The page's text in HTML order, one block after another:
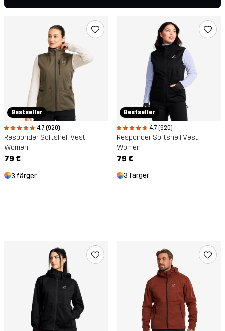
Bestseller
4.7 (920)
Responder Softshell Vest
Women
79 €
3 färger
Bestseller
4.7 (920)
Responder Softshell Vest
Women
79 €
3 färger